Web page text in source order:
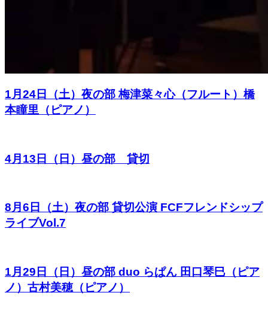
1月24日（土）夜の部 梅津菜々心（フルート）橋
本瞳里（ピアノ）
4月13日（日）昼の部 貸切
8月6日（土）夜の部 貸切公演 FCFフレンドシップ
ライブVol.7
1月29日（日）昼の部 duo らぱん 田口琴巳（ピア
ノ）古村美穂（ピアノ）